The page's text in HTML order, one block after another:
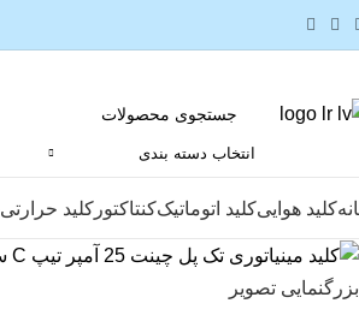
انتخاب دسته بندی
کلید هواییکلید اتوماتیککنتاکتور کلید حرارتی
بزرگنمایی تصویر